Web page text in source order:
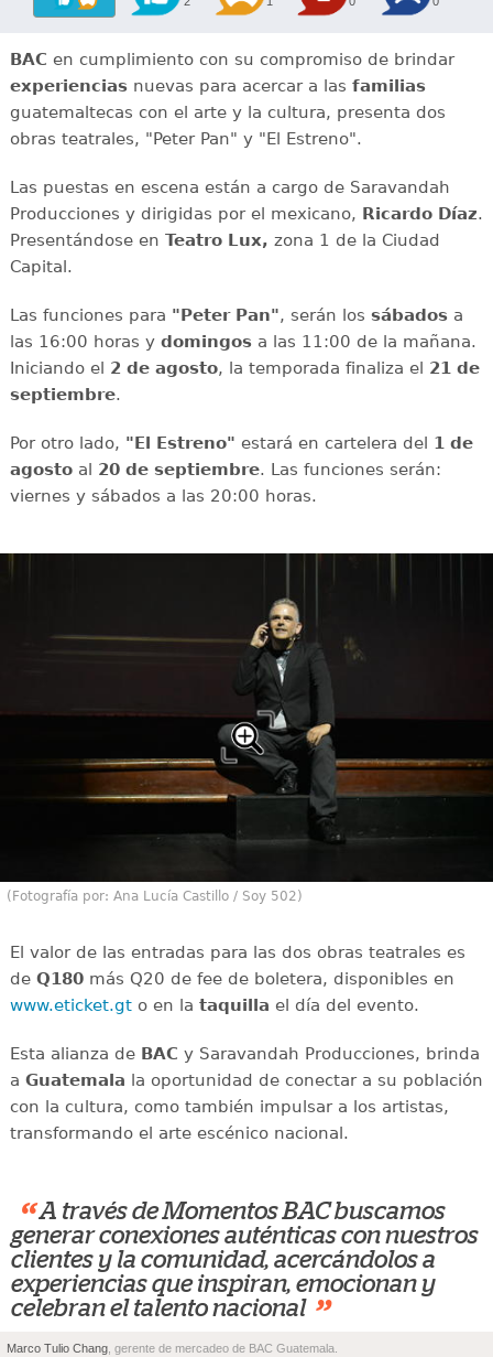
BAC en cumplimiento con su compromiso de brindar
experienciasnuevas para acercar a las familias
guatemaltecas con el arte y la cultura, presenta dos
obras teatrales, "Peter Pan" y "El Estreno".
Las puestas en escena están a cargo de Saravandah
Producciones y dirigidas por el mexicano, Ricardo Díaz.
Presentándose en Teatro Lux, zona 1 de la Ciudad
Capital.
Las funciones para "Peter Pan", serán los sábadosa
las 16:00 horas y domingosa las 11:00 de la mañana.
Iniciando el 2 de agosto, la temporada finaliza el 21 de
septiembre.
Por otro lado, "El Estreno" estará en cartelera del 1 de
agostoal 20 de septiembre. Las funciones serán:
viernes y sábados a las 20:00 horas.
(Fotografía por: Ana Lucía Castillo / Soy 502)
El valor de las entradas para las dos obras teatrales es
de Q180más Q20 de fee de boletera, disponibles en
www.eticket.gto en la taquilla el día del evento.
Esta alianza de BAC y Saravandah Producciones, brinda
a Guatemala la oportunidad de conectar a su población
con la cultura, como también impulsar a los artistas,
transformando el arte escénico nacional.
“ A través de Momentos BAC buscamos
generar conexiones auténticas con nuestros
clientes y la comunidad, acercándolos a
experiencias que inspiran, emocionan y
celebran el talento nacional ”
Marco Tulio Chang , gerente de mercadeo de BAC Guatemala.